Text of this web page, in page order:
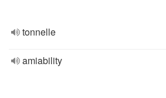
tonnelle
amiability